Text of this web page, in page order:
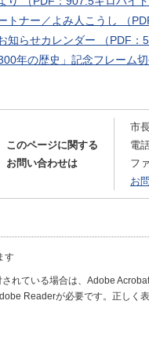
ナー／よみ人こうし （
らせカレンダー （PDF：
年の歴史」記念フレーム
このページに関する
お問い合わせは
市
電
フ
お
す
れている場合は、Adobe
Readerが必要です。正しく